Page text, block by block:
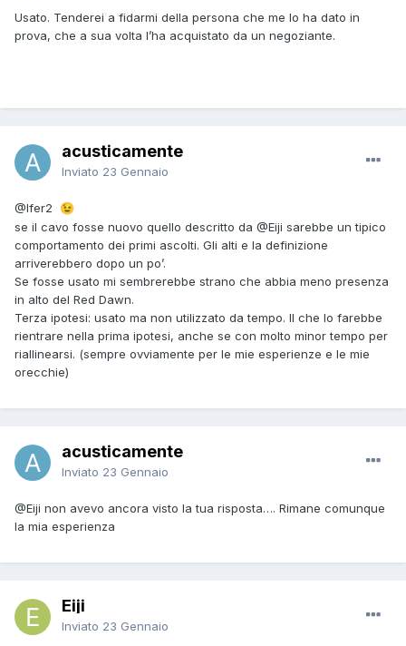
Usato. Tenderei a fidarmi della persona che me lo ha dato in
prova, che a sua volta l’ha acquistato da un negoziante.
acusticamente
Inviato 23 Gennaio
@Ifer2 😉
se il cavo fosse nuovo quello descritto da @Eiji sarebbe un tipico
comportamento dei primi ascolti. Gli alti e la definizione
arriverebbero dopo un po’.
Se fosse usato mi sembrerebbe strano che abbia meno presenza
in alto del Red Dawn.
Terza ipotesi: usato ma non utilizzato da tempo. Il che lo farebbe
rientrare nella prima ipotesi, anche se con molto minor tempo per
riallinearsi. (sempre ovviamente per le mie esperienze e le mie
orecchie)
acusticamente
Inviato 23 Gennaio
@Eiji non avevo ancora visto la tua risposta…. Rimane comunque
la mia esperienza
Eiji
Inviato 23 Gennaio